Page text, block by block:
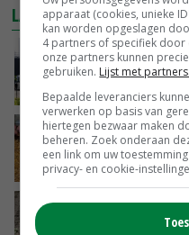
LAATSTE NIEUWS
juni
GISTEREN, 17:04
Frans
GISTEREN, 15:29
Emmeloord
maximaal
apparaat (cookies, unieke
kan worden opgeslagen
4 partners of specifiek door
onze partners kunnen
gebruiken. Lijst met partners.
Bepaalde leveranciers
verwerken op basis van
hiertegen bezwaar maken
beheren. Zoek onderaan
een link om uw
privacy- en cookie-